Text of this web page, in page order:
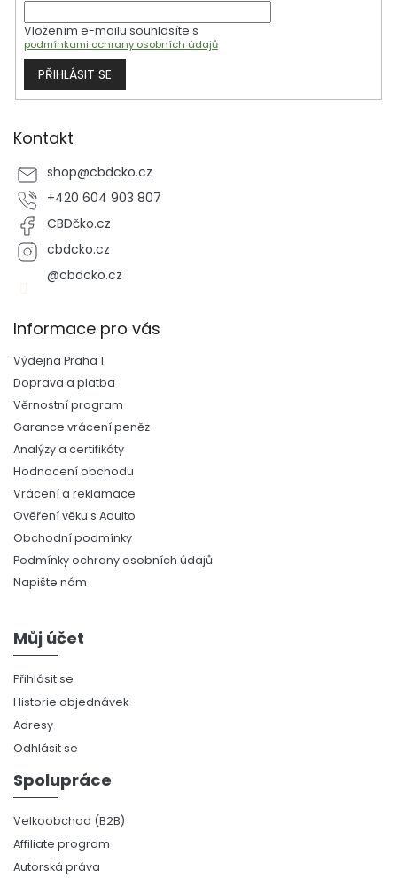
Vložením e-mailu souhlasíte s
podmínkami ochrany osobních údajů
PŘIHLÁSIT SE
Kontakt
shop@cbdcko.cz
+420 604 903 807
CBDčko.cz
cbdcko.cz
@cbdcko.cz
Informace pro vás
Výdejna Praha 1
Doprava a platba
Věrnostní program
Garance vrácení peněz
Analýzy a certifikáty
Hodnocení obchodu
Vrácení a reklamace
Ověření věku s Adulto
Obchodní podmínky
Podmínky ochrany osobních údajů
Napište nám
Můj účet
Přihlásit se
Historie objednávek
Adresy
Odhlásit se
Spolupráce
Velkoobchod (B2B)
Affiliate program
Autorská práva